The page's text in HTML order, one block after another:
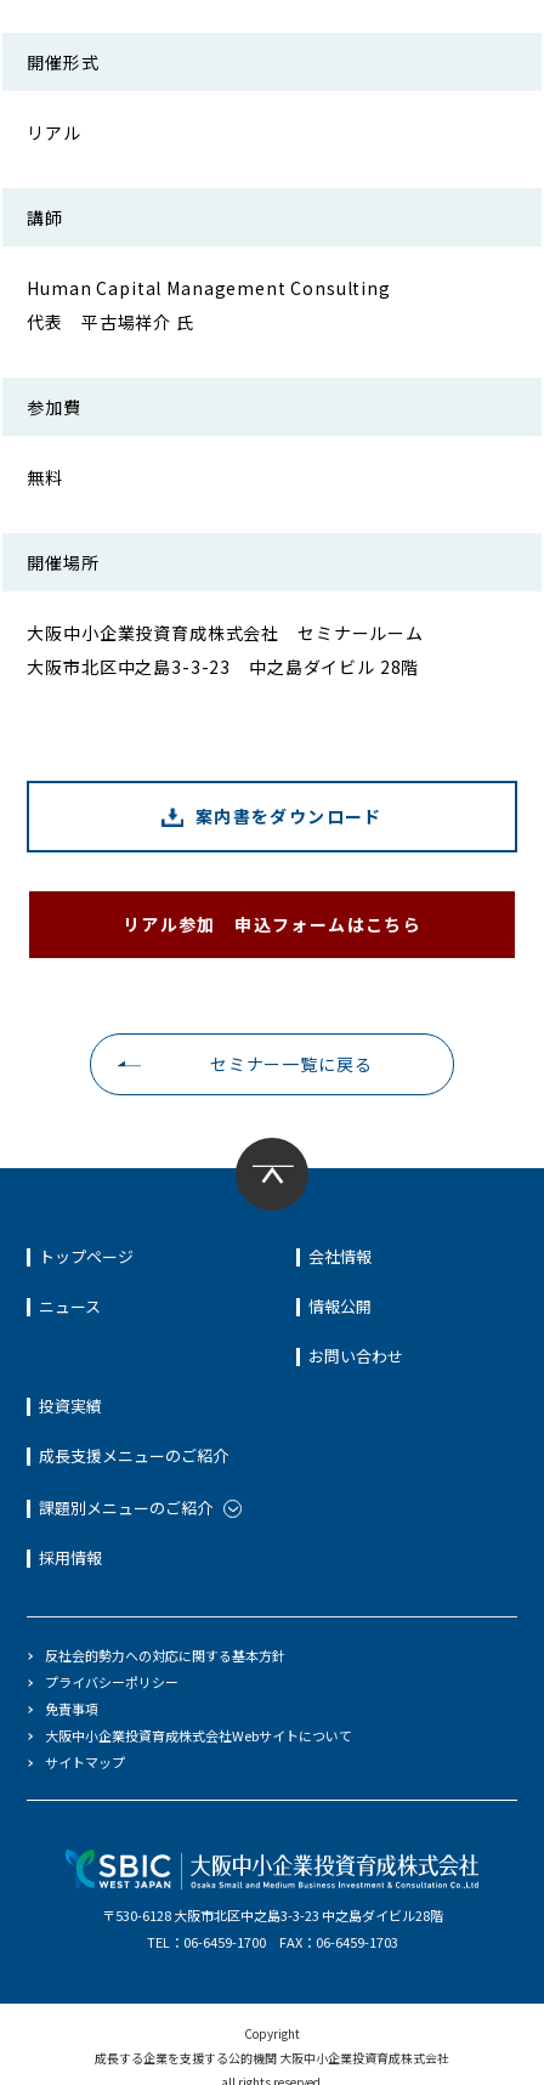
開催形式
リアル
講師
Human Capital Management Consulting
代表 平古場祥介 氏
参加費
無料
開催場所
大阪中小企業投資育成株式会社 セミナールーム
大阪市北区中之島3-3-23 中之島ダイビル 28階
案内書をダウンロード
リアル参加 申込フォームはこちら
セミナー一覧に戻る
トップページ
ニュース
投資実績
成長支援メニューのご紹介
課題別メニューのご紹介
採用情報
会社情報
情報公開
お問い合わせ
〒530-6128 大阪市北区中之島3-3-23 中之島ダイビル28階
TEL：06-6459-1700 FAX：06-6459-1703
反社会的勢力への対応に関する基本方針
プライバシーポリシー
免責事項
大阪中小企業投資育成株式会社Webサイトについて
サイトマップ
Copyright
成長する企業を支援する公的機関 大阪中小企業投資育成株式会社